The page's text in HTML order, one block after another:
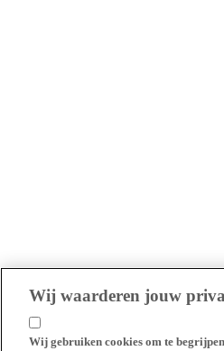
Wij waarderen jouw
Wij gebruiken cookies om te